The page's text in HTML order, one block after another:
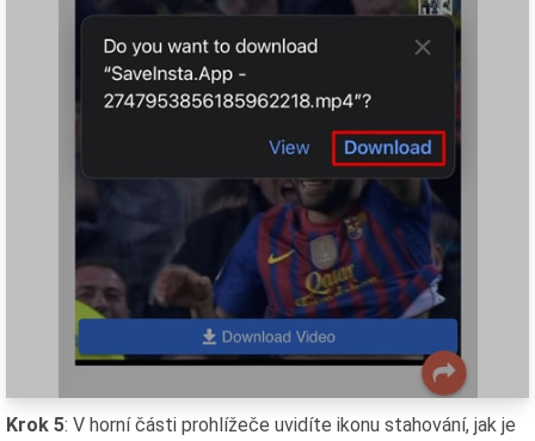
Krok 5: V horní části prohlížeče uvidíte ikonu stahování, jak je